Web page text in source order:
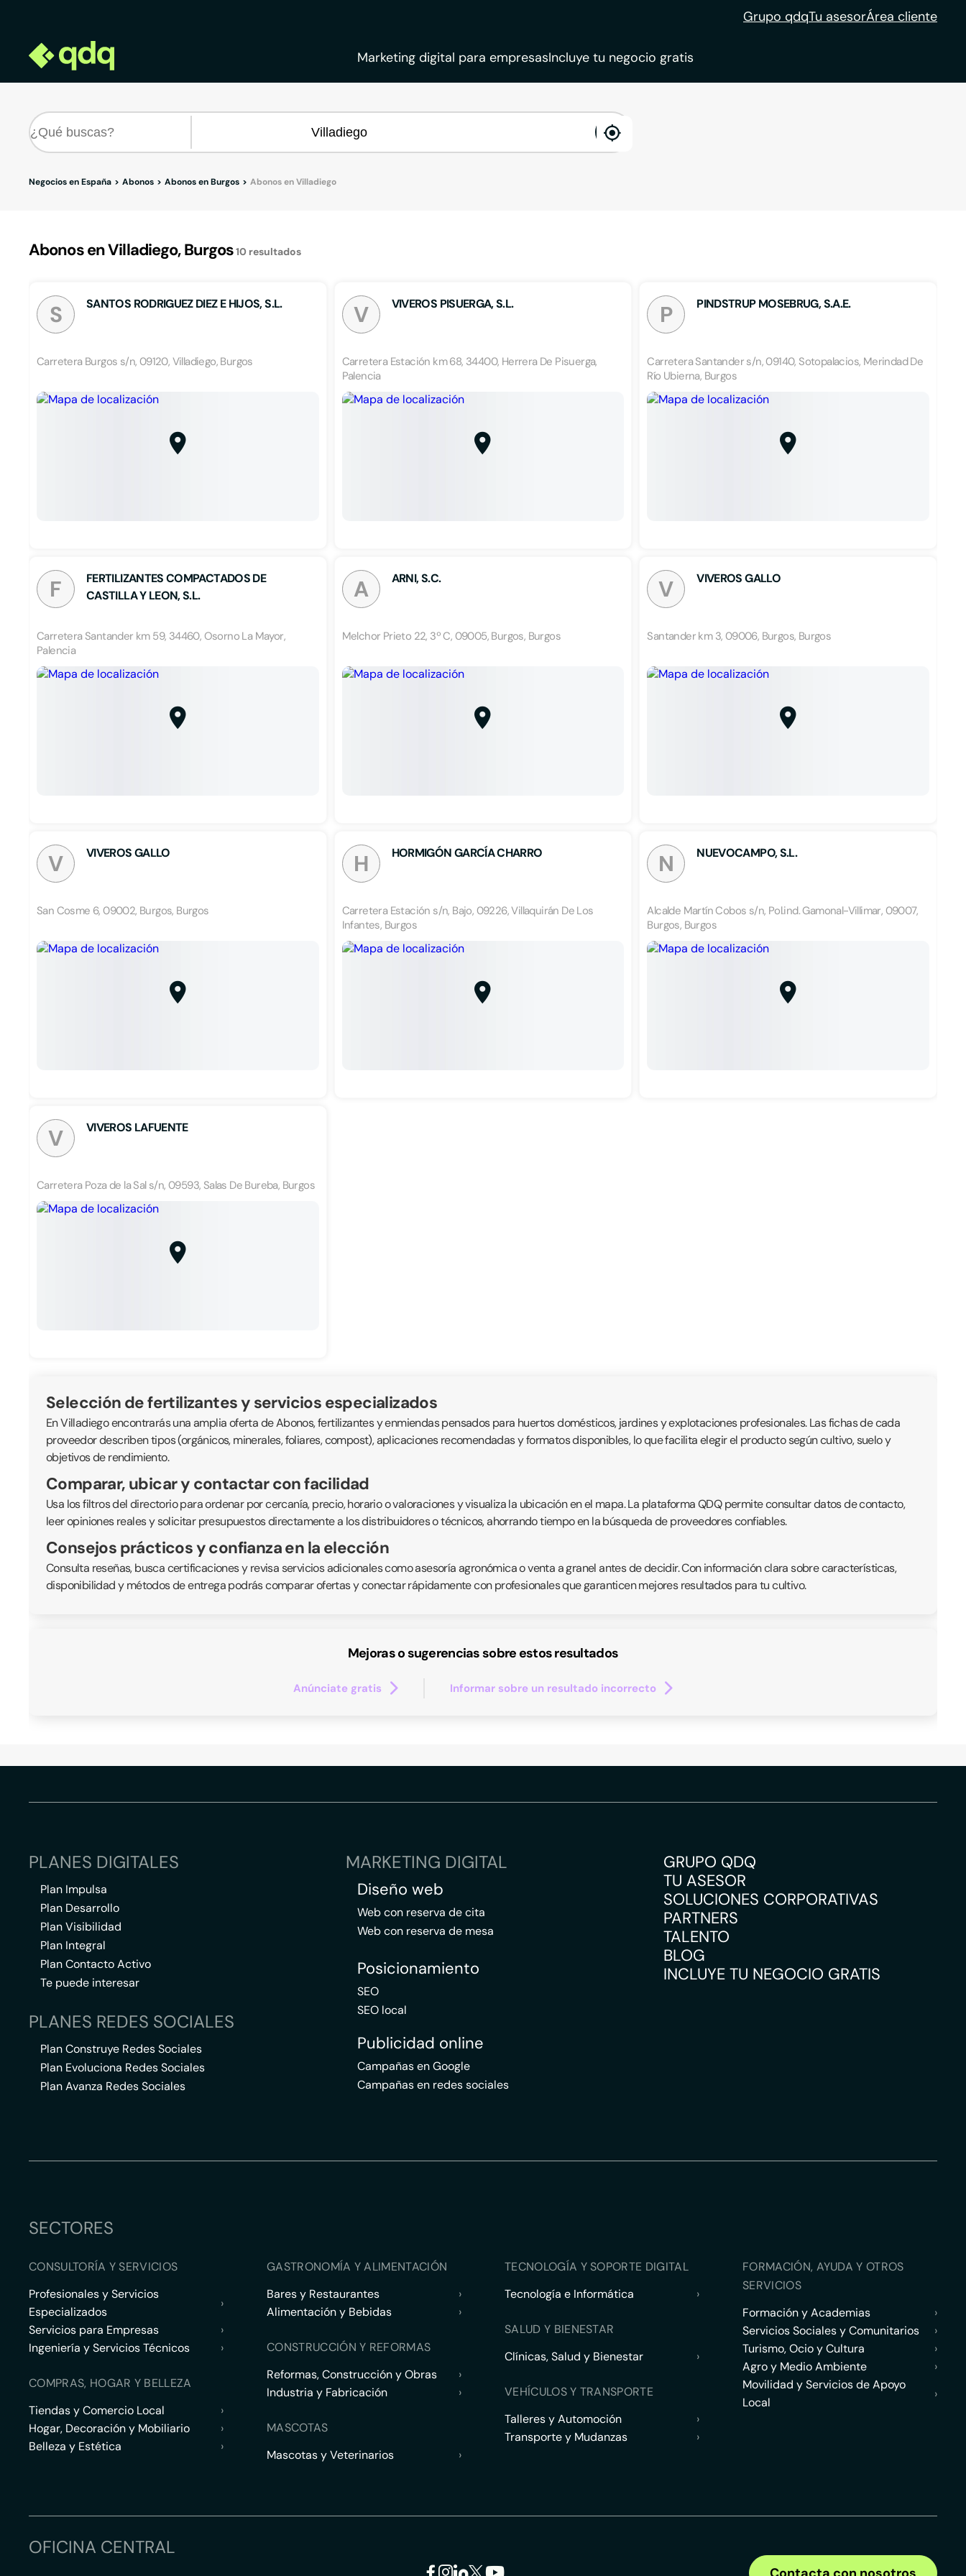
Grupo qdqTu asesorÁrea cliente
Marketing digital para empresasIncluye tu negocio gratis
enable
Negocios en España Abonos Abonos en Burgos Abonos en Villadiego
Abonos en Villadiego, Burgos10 resultados
S SANTOS RODRIGUEZ DIEZ E HIJOS, S.L.
Carretera Burgos s/n, 09120, Villadiego, Burgos
V VIVEROS PISUERGA, S.L.
Carretera Estación km 68, 34400, Herrera De Pisuerga,
Palencia
P PINDSTRUP MOSEBRUG, S.A.E.
Carretera Santander s/n, 09140, Sotopalacios, Merindad De
Río Ubierna, Burgos
F
FERTILIZANTES COMPACTADOS DE
CASTILLA Y LEON, S.L.
Carretera Santander km 59, 34460, Osorno La Mayor,
Palencia
A ARNI, S.C.
Melchor Prieto 22, 3º C, 09005, Burgos, Burgos
V VIVEROS GALLO
Santander km 3, 09006, Burgos, Burgos
V VIVEROS GALLO
San Cosme 6, 09002, Burgos, Burgos
H HORMIGÓN GARCÍA CHARRO
Carretera Estación s/n, Bajo, 09226, Villaquirán De Los
Infantes, Burgos
N NUEVOCAMPO, S.L.
Alcalde Martín Cobos s/n, Pol.ind. Gamonal-Villimar, 09007,
Burgos, Burgos
V VIVEROS LAFUENTE
Carretera Poza de la Sal s/n, 09593, Salas De Bureba, Burgos
Selección de fertilizantes y servicios especializados
En Villadiego encontrarás una amplia oferta de Abonos, fertilizantes y enmiendas pensados para huertos domésticos, jardines y explotaciones profesionales. Las fichas de cada
proveedor describen tipos (orgánicos, minerales, foliares, compost), aplicaciones recomendadas y formatos disponibles, lo que facilita elegir el producto según cultivo, suelo y
objetivos de rendimiento.
Comparar, ubicar y contactar con facilidad
Usa los filtros del directorio para ordenar por cercanía, precio, horario o valoraciones y visualiza la ubicación en el mapa. La plataforma QDQ permite consultar datos de contacto,
leer opiniones reales y solicitar presupuestos directamente a los distribuidores o técnicos, ahorrando tiempo en la búsqueda de proveedores confiables.
Consejos prácticos y confianza en la elección
Consulta reseñas, busca certificaciones y revisa servicios adicionales como asesoría agronómica o venta a granel antes de decidir. Con información clara sobre características,
disponibilidad y métodos de entrega podrás comparar ofertas y conectar rápidamente con profesionales que garanticen mejores resultados para tu cultivo.
Mejoras o sugerencias sobre estos resultados
Anúnciate gratis Informar sobre un resultado incorrecto
PLANES DIGITALES
Plan Impulsa
Plan Desarrollo
Plan Visibilidad
Plan Integral
Plan Contacto Activo
Te puede interesar
PLANES REDES SOCIALES
Plan Construye Redes Sociales
Plan Evoluciona Redes Sociales
Plan Avanza Redes Sociales
MARKETING DIGITAL
Diseño web
Web con reserva de cita
Web con reserva de mesa
Posicionamiento
SEO
SEO local
Publicidad online
Campañas en Google
Campañas en redes sociales
GRUPO QDQ
TU ASESOR
SOLUCIONES CORPORATIVAS
PARTNERS
TALENTO
BLOG
INCLUYE TU NEGOCIO GRATIS
SECTORES
CONSULTORÍA Y SERVICIOS
Profesionales y Servicios
Especializados
›
Servicios para Empresas
›
Ingeniería y Servicios Técnicos
›
COMPRAS, HOGAR Y BELLEZA
Tiendas y Comercio Local
›
Hogar, Decoración y Mobiliario
›
Belleza y Estética
›
GASTRONOMÍA Y ALIMENTACIÓN
Bares y Restaurantes
›
Alimentación y Bebidas
›
CONSTRUCCIÓN Y REFORMAS
Reformas, Construcción y Obras
›
Industria y Fabricación
›
MASCOTAS
Mascotas y Veterinarios
›
TECNOLOGÍA Y SOPORTE DIGITAL
Tecnología e Informática
›
SALUD Y BIENESTAR
Clínicas, Salud y Bienestar
›
VEHÍCULOS Y TRANSPORTE
Talleres y Automoción
›
Transporte y Mudanzas
›
FORMACIÓN, AYUDA Y OTROS
SERVICIOS
Formación y Academias
›
Servicios Sociales y Comunitarios
›
Turismo, Ocio y Cultura
›
Agro y Medio Ambiente
›
Movilidad y Servicios de Apoyo
Local
›
OFICINA CENTRAL